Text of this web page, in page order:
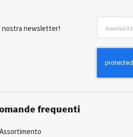
nostra newsletter!
nostra
Newsletter:
frequenti
Assortimento